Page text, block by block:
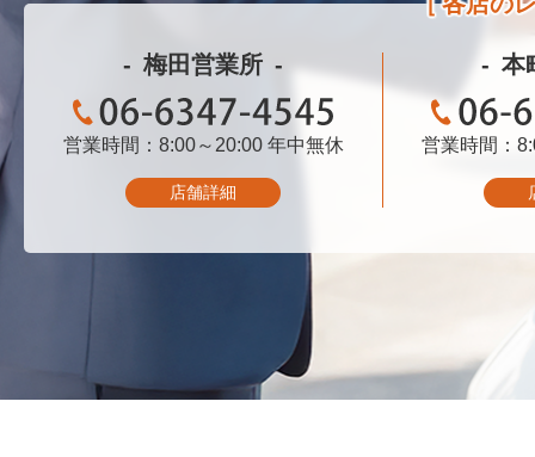
梅田営業所
06-6347-4545
営業時間：8:00～20:00 年中無休
店舗詳細
本
営業時間：